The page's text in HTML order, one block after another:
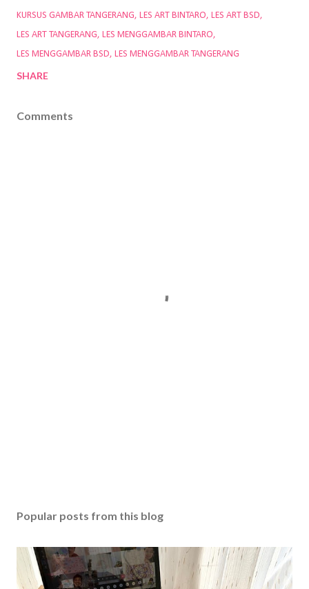
KURSUS GAMBAR TANGERANG
LES ART BINTARO
LES ART BSD
LES ART TANGERANG
LES MENGGAMBAR BINTARO
LES MENGGAMBAR BSD
LES MENGGAMBAR TANGERANG
SHARE
Comments
Popular posts from this blog